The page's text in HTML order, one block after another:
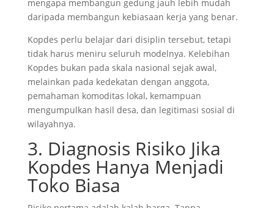
mengapa membangun gedung jauh lebih mudah
daripada membangun kebiasaan kerja yang benar.
Kopdes perlu belajar dari disiplin tersebut, tetapi
tidak harus meniru seluruh modelnya. Kelebihan
Kopdes bukan pada skala nasional sejak awal,
melainkan pada kedekatan dengan anggota,
pemahaman komoditas lokal, kemampuan
mengumpulkan hasil desa, dan legitimasi sosial di
wilayahnya.
3. Diagnosis Risiko Jika
Kopdes Hanya Menjadi
Toko Biasa